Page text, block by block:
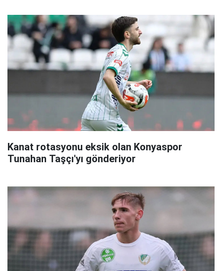
Kanat rotasyonu eksik olan Konyaspor
Tunahan Taşçı'yı gönderiyor